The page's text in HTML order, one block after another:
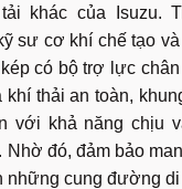
khác của Isuzu.
sư cơ khí chế tạo
có bộ trợ lực
khí thải an toàn,
với khả năng chịu
Nhờ đó, đảm bảo
những cung đường